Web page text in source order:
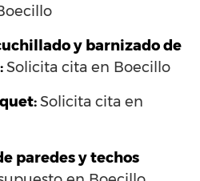
y barnizado de
Solicita cita en Boecillo
Solicita cita en
paredes y techos